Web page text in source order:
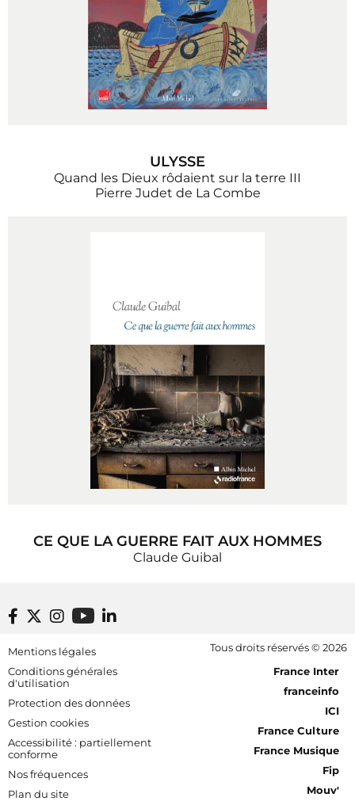
ULYSSE
Quand les Dieux rôdaient sur la terre III
Pierre Judet de La Combe
CE QUE LA GUERRE FAIT AUX HOMMES
Claude Guibal
Footer bottom
Mentions légales
Conditions générales
d'utilisation
Protection des données
Gestion cookies
Accessibilité : partiellement
conforme
Nos fréquences
Plan du site
Tous droits réservés © 2026
[RDF] Pied de page - Mobile
France Inter
franceinfo
ICI
France Culture
France Musique
Fip
Mouv'